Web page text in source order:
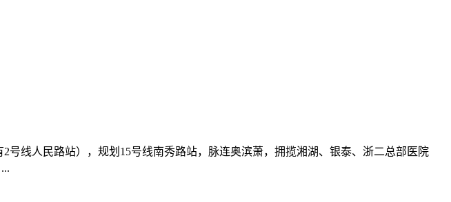
线人民路站），规划15号线南秀路站，脉连奥滨萧，拥揽湘湖、银泰、浙二总部医院